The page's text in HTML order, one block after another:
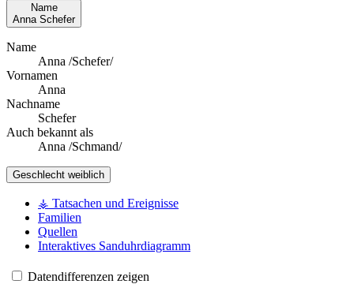
Name
Anna Schefer
Name
Anna /Schefer/
Vornamen
Anna
Nachname
Schefer
Auch bekannt als
Anna /Schmand/
Geschlecht weiblich
⚶ Tatsachen und Ereignisse
Familien
Quellen
Interaktives Sanduhrdiagramm
Datendifferenzen zeigen